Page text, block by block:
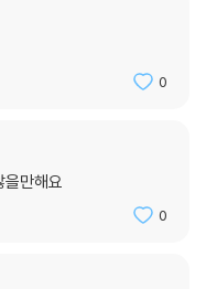
사이에 있는 제3의 것’, 삶
아가면서, 전쟁으로 몸과 마
. 트로이가 멸망할 때 카산
죽기를 거부하고, 살아남은
기반이 된다. 트로이의 멸
독이 완전한 개혁을 이루고
던 볼프의 꿈이기도 했다.
스타 볼프는 이렇게 썼다. 동
0
만해요
0